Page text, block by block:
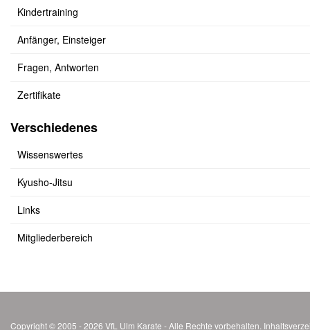
Kindertraining
Anfänger, Einsteiger
Fragen, Antworten
Zertifikate
Verschiedenes
Wissenswertes
Kyusho-Jitsu
Links
Mitgliederbereich
Copyright © 2005 - 2026 VfL Ulm Karate - Alle Rechte vorbehalten.